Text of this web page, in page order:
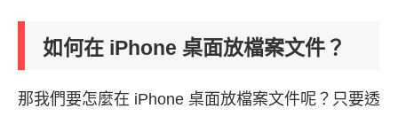
如何在 iPhone 桌面放檔案文件？
那我們要怎麼在 iPhone 桌面放檔案文件呢？只要透